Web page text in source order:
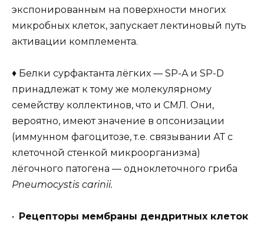
экспонированным на поверхности многих
микробных клеток, запускает лектиновый путь
активации комплемента.
♦ Белки сурфактанта лёгких — SP-A и SP-D
принадлежат к тому же молекулярному
семейству коллектинов, что и СМЛ. Они,
вероятно, имеют значение в опсонизации
(иммунном фагоцитозе, т.е. связывании АТ с
клеточной стенкой микроорганизма)
лёгочного патогена — одноклеточного гриба
Pneumocystis carinii.
• Рецепторы мембраны дендритных клеток